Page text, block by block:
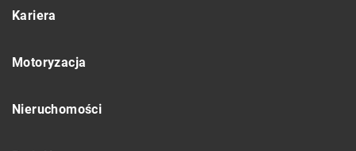
Kariera
Motoryzacja
Nieruchomości